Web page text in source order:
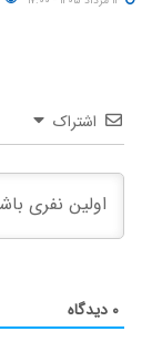
اشتراک
۰ دیدگاه